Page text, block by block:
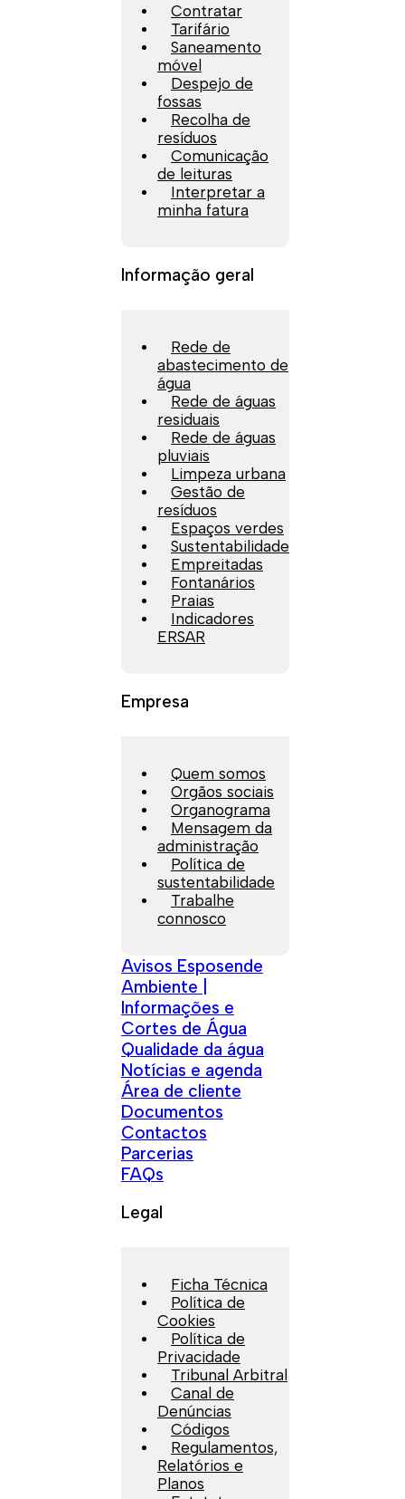
Contratar
Tarifário
Saneamento
móvel
Despejo de
fossas
Recolha de
resíduos
Comunicação
de leituras
Interpretar a
minha fatura
Informação geral
Rede de
abastecimento de
água
Rede de águas
residuais
Rede de águas
pluviais
Limpeza urbana
Gestão de
resíduos
Espaços verdes
Sustentabilidade
Empreitadas
Fontanários
Praias
Indicadores
ERSAR
Empresa
Quem somos
Orgãos sociais
Organograma
Mensagem da
administração
Política de
sustentabilidade
Trabalhe
connosco
Avisos Esposende
Ambiente |
Informações e
Cortes de Água
Qualidade da água
Notícias e agenda
Área de cliente
Documentos
Contactos
Parcerias
FAQs
Legal
Ficha Técnica
Política de
Cookies
Política de
Privacidade
Tribunal Arbitral
Canal de
Denúncias
Códigos
Regulamentos,
Relatórios e
Planos